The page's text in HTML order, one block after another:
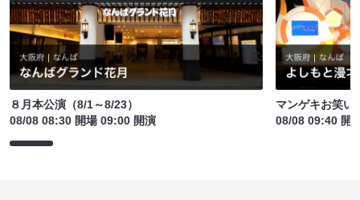
８月本公演（8/1～8/23）
08/08 08:30 開場 09:00 開演
マンゲキお笑い
08/08 09:40 開